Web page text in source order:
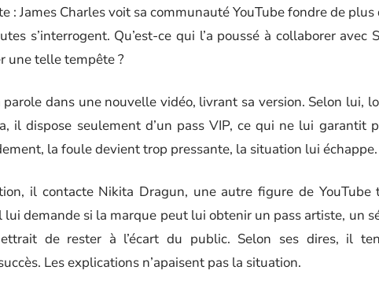
: James Charles voit sa communauté YouTube fondre de
s’interrogent. Qu’est-ce qui l’a poussé à collaborer avec
une telle tempête ?
parole dans une nouvelle vidéo, livrant sa version. Selon lui,
il dispose seulement d’un pass VIP, ce qui ne lui garantit
la foule devient trop pressante, la situation lui échappe.
il contacte Nikita Dragun, une autre figure de YouTube
lui demande si la marque peut lui obtenir un pass artiste, un
de rester à l’écart du public. Selon ses dires, il
Les explications n’apaisent pas la situation.